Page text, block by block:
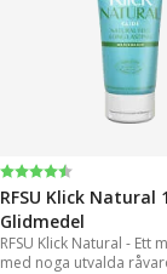
Betyg:
4.4 utav 5 stjärnor
RFSU Klick Natural
Glidmedel
RFSU Klick Natural - Ett
med noga utvalda